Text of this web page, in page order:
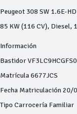
Peugeot 308 SW 1.6E-
85 KW (116 CV), Diesel,
Información
Bastidor
Matrícula 6677JCS
Fecha Matriculación 20/
Tipo Carrocería Familiar